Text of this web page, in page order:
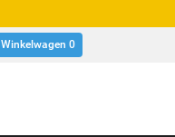
Winkelwagen 0